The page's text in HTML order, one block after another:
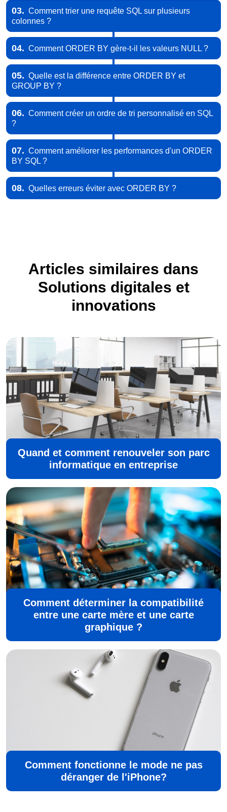
03. Comment trier une requête SQL sur plusieurs
colonnes ?
04. Comment ORDER BY gère-t-il les valeurs NULL ?
05. Quelle est la différence entre ORDER BY et
GROUP BY ?
06. Comment créer un ordre de tri personnalisé en SQL
?
07. Comment améliorer les performances d'un ORDER
BY SQL ?
08. Quelles erreurs éviter avec ORDER BY ?
Articles similaires dans
Solutions digitales et
innovations
Quand et comment renouveler son parc
informatique en entreprise
Comment déterminer la compatibilité
entre une carte mère et une carte
graphique ?
Comment fonctionne le mode ne pas
déranger de l'iPhone?